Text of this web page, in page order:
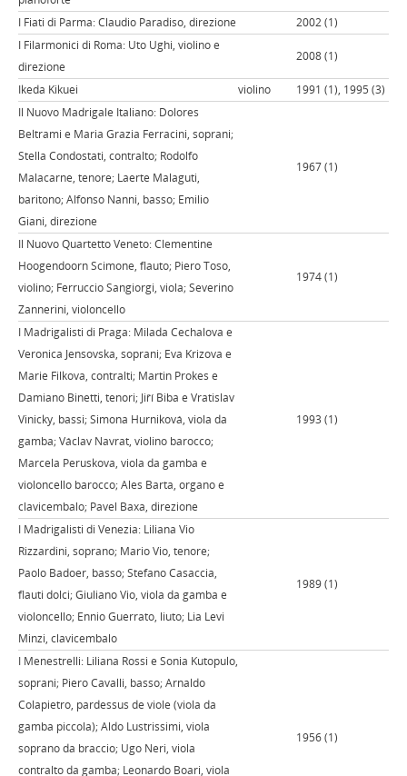
I Fiati di Parma: Claudio Paradiso, direzione
2002 (1)
I Filarmonici di Roma: Uto Ughi, violino e
direzione
2008 (1)
Ikeda Kikuei violino
1991 (1), 1995 (3)
Il Nuovo Madrigale Italiano: Dolores
Beltrami e Maria Grazia Ferracini, soprani;
Stella Condostati, contralto; Rodolfo
Malacarne, tenore; Laerte Malaguti,
baritono; Alfonso Nanni, basso; Emilio
Giani, direzione
1967 (1)
Il Nuovo Quartetto Veneto: Clementine
Hoogendoorn Scimone, flauto; Piero Toso,
violino; Ferruccio Sangiorgi, viola; Severino
Zannerini, violoncello
1974 (1)
I Madrigalisti di Praga: Milada Cechalova e
Veronica Jensovska, soprani; Eva Krizova e
Marie Filkova, contralti; Martin Prokes e
Damiano Binetti, tenori; Jiří Biba e Vratislav
Vinicky, bassi; Simona Hurniková, viola da
gamba; Václav Navrat, violino barocco;
Marcela Peruskova, viola da gamba e
violoncello barocco; Ales Barta, organo e
clavicembalo; Pavel Baxa, direzione
1993 (1)
I Madrigalisti di Venezia: Liliana Vio
Rizzardini, soprano; Mario Vio, tenore;
Paolo Badoer, basso; Stefano Casaccia,
flauti dolci; Giuliano Vio, viola da gamba e
violoncello; Ennio Guerrato, liuto; Lia Levi
Minzi, clavicembalo
1989 (1)
I Menestrelli: Liliana Rossi e Sonia Kutopulo,
soprani; Piero Cavalli, basso; Arnaldo
Colapietro, pardessus de viole (viola da
gamba piccola); Aldo Lustrissimi, viola
soprano da braccio; Ugo Neri, viola
contralto da gamba; Leonardo Boari, viola
1956 (1)